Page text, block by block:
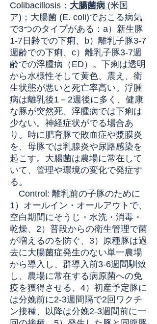
Colibacillosis ： 大腸菌病 (米国
ア)；大腸菌 (E. coli)でおこる病気
で3つのタイプがある：a）新生豚
1-7日齢での下痢、b）離乳子豚3-7
週齢での下痢、c）離乳子豚3-7週
齢での浮腫病（ED）。下痢は透明
から水様性そして黄色、震え、衛
生状態が悪いと死亡率高い。浮腫
病は離乳後1－2週後に多く、健康
な豚が突然死、浮腫病では下痢は
少ない。神経症状がでる場合あ
り。時に肥育豚で敗血症や漿膜炎
を、母豚では乳腺炎や尿路感染を
起こす。大腸菌は農場に常在して
いて、管理や環境の変化で発症す
る。
Control: 離乳前の子豚のために
1）オールイン・オールアウトで、
空白期間にそうじ・水洗・消毒・
乾燥、2）普段からの衛生管理で菌
が増えるのを防ぐ、3）原種豚は過
去に大腸菌症発生のない単一農場
から導入し、群導入前3-6週間馴致
し、農場に常在する病原菌への免
疫を獲得させる、4）初産予定豚に
は分娩前に2-3週間隔で2回ワクチ
ン接種、以降は分娩2-3週間前に一